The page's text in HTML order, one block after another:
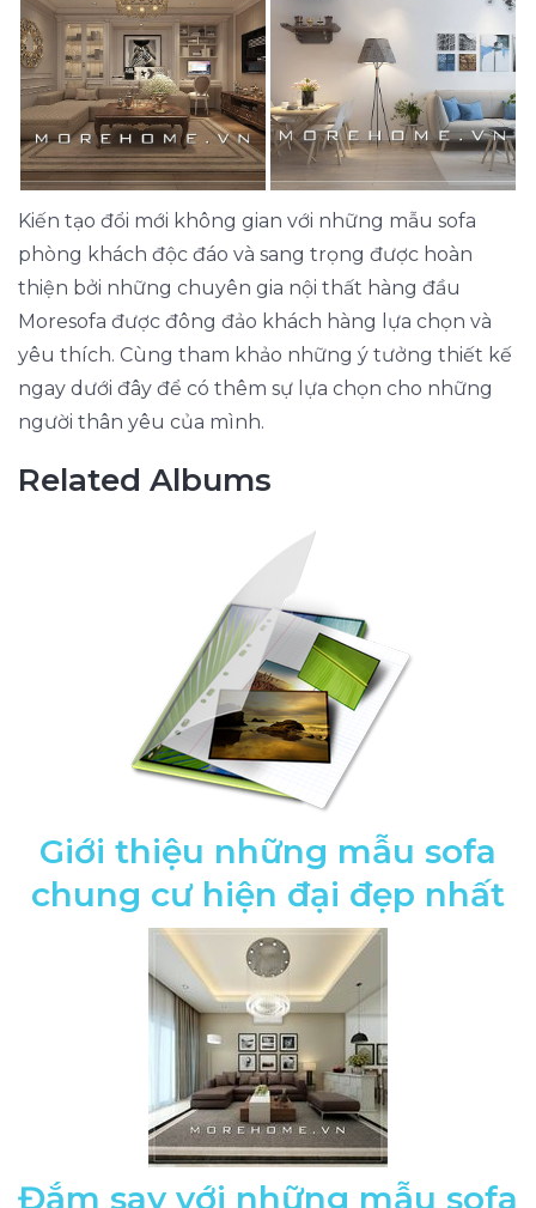
Kiến tạo đổi mới không gian với những mẫu sofa
phòng khách độc đáo và sang trọng được hoàn
thiện bởi những chuyên gia nội thất hàng đầu
Moresofa được đông đảo khách hàng lựa chọn và
yêu thích. Cùng tham khảo những ý tưởng thiết kế
ngay dưới đây để có thêm sự lựa chọn cho những
người thân yêu của mình.
Related Albums
Giới thiệu những mẫu sofa
chung cư hiện đại đẹp nhất
Đắm say với những mẫu sofa